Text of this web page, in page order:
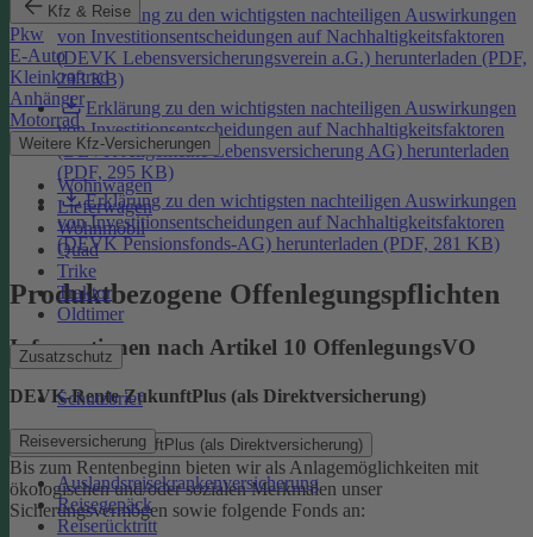
Kfz & Reise
Pkw
E-Auto
Kleinkraftrad
Anhänger
Motorrad
Weitere Kfz-Versicherungen
Wohnwagen
Lieferwagen
Wohnmobil
Quad
Trike
Traktor
Oldtimer
Zusatzschutz
Schutzbrief
Reiseversicherung
Auslandsreisekrankenversicherung
Reisegepäck
Reiserücktritt
Erklärung zu den wichtigsten nachteiligen Auswirkungen
von Investitionsentscheidungen auf Nachhaltigkeitsfaktoren
(DEVK Lebensversicherungsverein a.G.) herunterladen (PDF,
293 KB)
Erklärung zu den wichtigsten nachteiligen Auswirkungen
von Investitionsentscheidungen auf Nachhaltigkeitsfaktoren
(DEVK Allgemeine Lebensversicherung AG) herunterladen
(PDF, 295 KB)
Erklärung zu den wichtigsten nachteiligen Auswirkungen
von Investitionsentscheidungen auf Nachhaltigkeitsfaktoren
(DEVK Pensionsfonds-AG) herunterladen (PDF, 281 KB)
Produktbezogene Offenlegungspflichten
Informationen nach Artikel 10 OffenlegungsVO
DEVK-Rente ZukunftPlus (als Direktversicherung)
DEVK-Rente ZukunftPlus (als Direktversicherung)
Bis zum Rentenbeginn bieten wir als Anlagemöglichkeiten mit
ökologischen und/oder sozialen Merkmalen unser
Sicherungsvermögen sowie folgende Fonds an: